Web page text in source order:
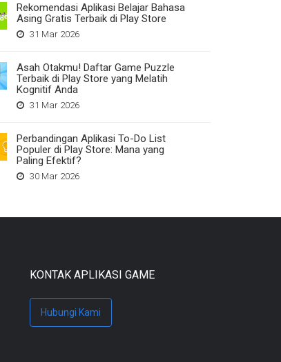
Rekomendasi Aplikasi Belajar Bahasa
Asing Gratis Terbaik di Play Store
31 Mar 2026
Asah Otakmu! Daftar Game Puzzle
Terbaik di Play Store yang Melatih
Kognitif Anda
31 Mar 2026
Perbandingan Aplikasi To-Do List
Populer di Play Store: Mana yang
Paling Efektif?
30 Mar 2026
KONTAK APLIKASI GAME
Hubungi Kami